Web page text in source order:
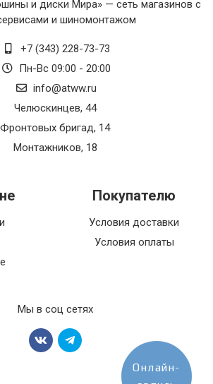
и диски Мира» — сеть магазинов с
и шиномонтажом
+7 (343) 228-73-73
Пн-Вс 09:00 - 20:00
info@atww.ru
Челюскинцев, 44
Фронтовых бригад, 14
Монтажников, 18
Покупателю
Условия доставки
Условия оплаты
Мы в соц сетях
Онлайн-